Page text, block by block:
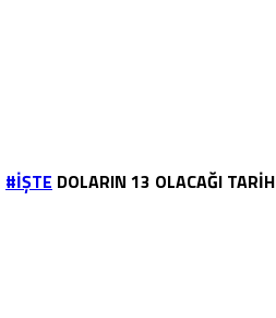
#İŞTE DOLARIN 13 OLACAĞI TARİH